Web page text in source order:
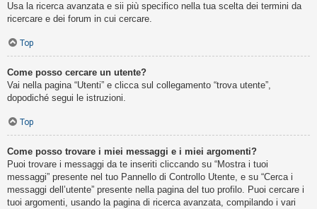
Usa la ricerca avanzata e sii più specifico nella tua scelta dei termini da
ricercare e dei forum in cui cercare.
Top
Come posso cercare un utente?
Vai nella pagina “Utenti” e clicca sul collegamento “trova utente”,
dopodiché segui le istruzioni.
Top
Come posso trovare i miei messaggi e i miei argomenti?
Puoi trovare i messaggi da te inseriti cliccando su “Mostra i tuoi
messaggi” presente nel tuo Pannello di Controllo Utente, e su “Cerca i
messaggi dell’utente” presente nella pagina del tuo profilo. Puoi cercare i
tuoi argomenti, usando la pagina di ricerca avanzata, compilando i vari